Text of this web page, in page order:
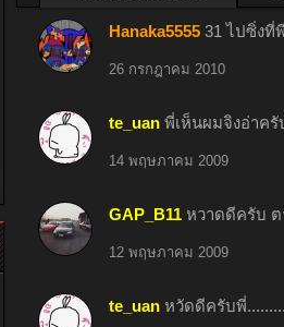
Hanaka5555 31 ไปซิ่งที่
26 กรกฎาคม 2010
te_uan พี่เห็นผมจิงอ่าครั
14 พฤษภาคม 2009
GAP_B11 หวาดดีครับ ต
12 พฤษภาคม 2009
te_uan หวัดดีครับพี่